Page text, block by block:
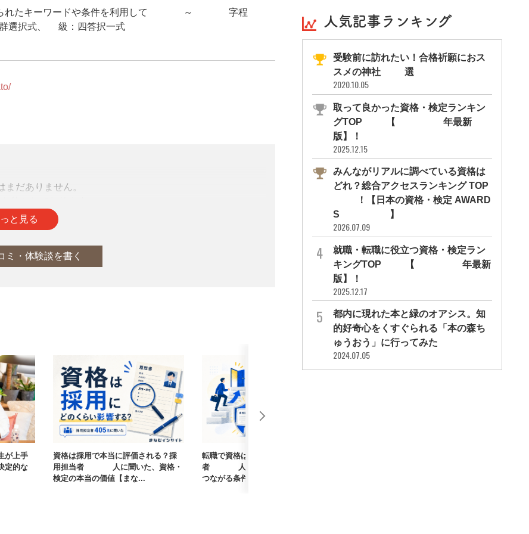
られたキーワードや条件を利用して150～200字程
選択式、3級：四答択一式
まだありません。
と見る
ミ・体験談を書く
が上手
定的な
資格は採用で本当に評価される？採
用担当者405人に聞いた、資格・
検定の本当の価値【まな...
転職で資格は武器になる？採用担当
者405人に聞いた、資格が評価に
つながる条件【まなびイ...
人気記事ランキング
受験前に訪れたい！合格祈願におス
スメの神社11選
2020.10.05
取って良かった資格・検定ランキン
グTOP10【2026年最新
版】！
2025.12.15
みんながリアルに調べている資格は
どれ？総合アクセスランキング TOP
10！【日本の資格・検定 AWARD
S 2026】
2026.07.09
就職・転職に役立つ資格・検定ラン
キングTOP30【2026年最新
版】！
2025.12.17
都内に現れた本と緑のオアシス。知
的好奇心をくすぐられる「本の森ち
ゅうおう」に行ってみた
2024.07.05